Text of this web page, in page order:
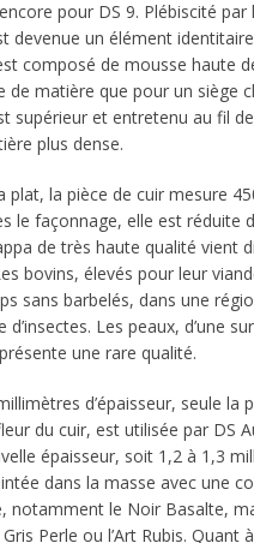
pour DS 9. Plébiscité par
devenue un élément
composé de mousse haute
de matière que pour un siège
supérieur et entretenu au fil
plus dense.
plat, la pièce de cuir mesure
le façonnage, elle est réduite
de très haute qualité vient
bovins, élevés pour leur
sans barbelés, dans une
d’insectes. Les peaux, d’une
une rare qualité.
d’épaisseur, seule la
du cuir, est utilisée par DS
épaisseur, soit 1,2 à 1,3
dans la masse avec une
notamment le Noir Basalte,
Perle ou l’Art Rubis. Quant